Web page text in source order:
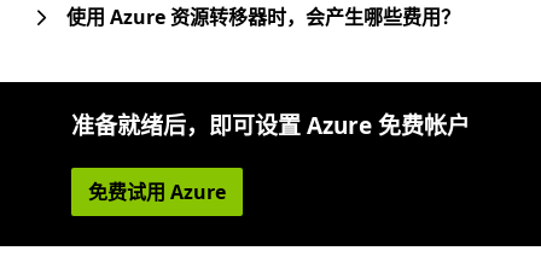
使用 Azure 资源转移器时，会产生哪些费用？
准备就绪后，即可设置 Azure 免费帐户
免费试用 Azure